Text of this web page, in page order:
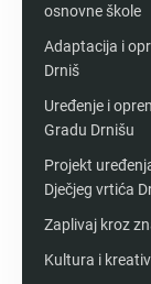
osnovne škole
Adaptacija i
Drniš
Uređenje i
Gradu Drnišu
Projekt
Dječjeg vrtića
Zaplivaj kroz
Kultura i